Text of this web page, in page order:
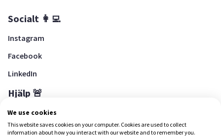
Socialt 👩‍💻
Instagram
Facebook
LinkedIn
Hjälp 🚨
Hjälpcenter
We use cookies
This website saves cookies on your computer. Cookies are used to collect
information about how you interact with our website and to remember you.